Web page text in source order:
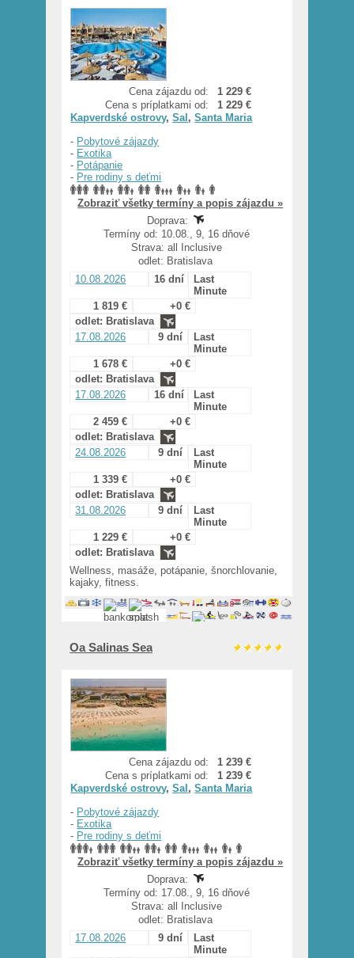
Cena zájazdu od:
1 229 €
Cena s príplatkami od:
1 229 €
Kapverdské ostrovy,Sal ,Santa Maria
- Pobytové zájazdy
- Exotika
- Potápanie
- Pre rodiny s deťmi
Zobraziť všetky termíny a popis zájazdu »
Doprava:
Termíny od: 10.08., 9, 16 dňové
Strava: all Inclusive
odlet: Bratislava
10.08.2026
16 dní
Last
Minute
1 819 €
+0 €
odlet: Bratislava
17.08.2026
9 dní
Last
Minute
1 678 €
+0 €
odlet: Bratislava
17.08.2026
16 dní
Last
Minute
2 459 €
+0 €
odlet: Bratislava
24.08.2026
9 dní
Last
Minute
1 339 €
+0 €
odlet: Bratislava
31.08.2026
9 dní
Last
Minute
1 229 €
+0 €
odlet: Bratislava
Wellness, masáže, potápanie, šnorchlovanie,
kajaky, fitness.
Oa Salinas Sea
Cena zájazdu od:
1 239 €
Cena s príplatkami od:
1 239 €
Kapverdské ostrovy,Sal ,Santa Maria
- Pobytové zájazdy
- Exotika
- Pre rodiny s deťmi
Zobraziť všetky termíny a popis zájazdu »
Doprava:
Termíny od: 17.08., 9, 16 dňové
Strava: all Inclusive
odlet: Bratislava
17.08.2026
9 dní
Last
Minute